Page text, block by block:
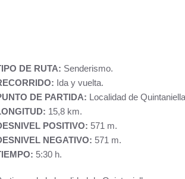
DE RUTA: Senderismo.
Ida y vuelta.
DE PARTIDA: Localidad de
15,8 km.
POSITIVO: 571 m.
NEGATIVO: 571 m.
5:30 h.